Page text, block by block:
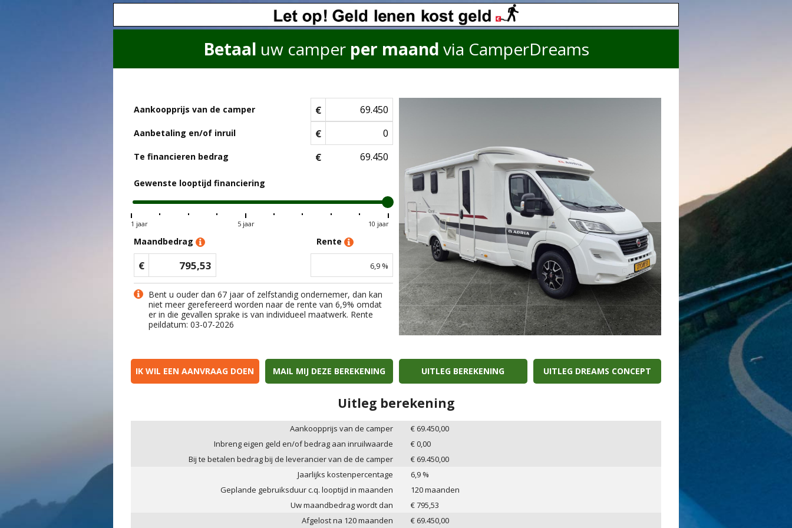
Betaal uw camper per maand via CamperDreams
Aankoopprijs van de camper €
Aanbetaling en/of inruil €
Te financieren bedrag €
Gewenste looptijd financiering
1 jaar 5 jaar 10 jaar
Maandbedrag
€ 795,53
Rente
6,9 %
Bent u ouder dan 67 jaar of zelfstandig ondernemer, dan kan
niet meer gerefereerd worden naar de rente van 6,9% omdat
er in die gevallen sprake is van individueel maatwerk. Rente
peildatum: 03-07-2026
IK WIL EEN AANVRAAG DOEN MAIL MIJ DEZE BEREKENING UITLEG BEREKENING UITLEG DREAMS CONCEPT
Uitleg berekening
Aankoopprijs van de camper € 69.450,00
Inbreng eigen geld en/of bedrag aan inruilwaarde
€0,00
Bij te betalen bedrag bij de leverancier van de de camper
€ 69.450,00
Jaarlijks kostenpercentage
6,9 %
Geplande gebruiksduur c.q. looptijd in maanden
120maanden
Uw maandbedrag wordt dan
€795,53
Afgelost na 120maanden € 69.450,00